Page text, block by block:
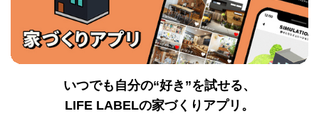
いつでも自分の“好き”を試せる、
LIFE LABELの家づくりアプリ。